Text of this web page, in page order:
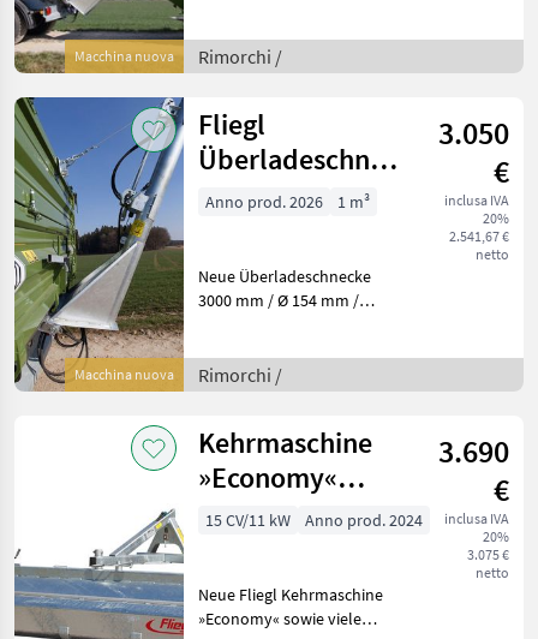
Macchina nuova
Überladeschnecke wird das
Überladen von
Rimorchi /
Macchina nuova
Fliegl
Überladeschnecke
Edelstahl für
3.050
€
inclusa IVA
20%
2.541,67 €
netto
Anno prod. 2026 1 m³
Neue Überladeschnecke
3000 mm / Ø 154 mm /
Fliegl Überladeschnecke
wird das Überladen von
Rimorchi /
Kehrmaschine
»Economy«
Fliegl
3.690
€
inclusa IVA
20%
3.075 €
netto
15 CV/11 kW Anno prod. 2024
Neue Fliegl Kehrmaschine
»Economy« sowie viele